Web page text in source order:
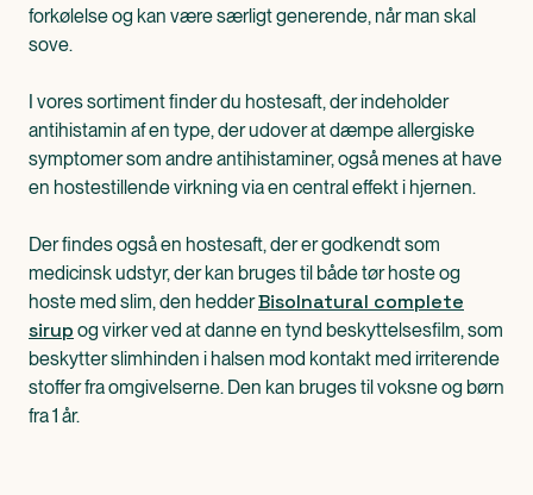
forkølelse og kan være særligt generende, når man skal
sove.
I vores sortiment finder du hostesaft, der indeholder
antihistamin af en type, der udover at dæmpe allergiske
symptomer som andre antihistaminer, også menes at have
en hostestillende virkning via en central effekt i hjernen.
Der findes også en hostesaft, der er godkendt som
medicinsk udstyr, der kan bruges til både tør hoste og
hoste med slim, den hedderBisolnatural complete
sirup og virker ved at danne en tynd beskyttelsesfilm, som
beskytter slimhinden i halsen mod kontakt med irriterende
stoffer fra omgivelserne. Den kan bruges til voksne og børn
fra 1 år.